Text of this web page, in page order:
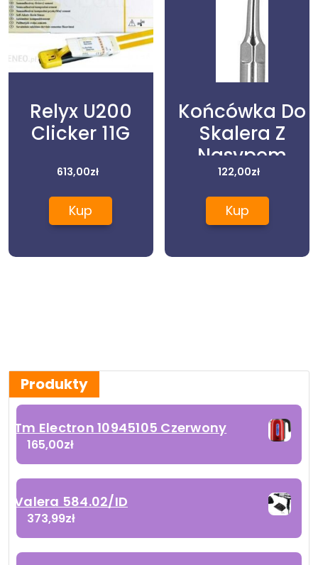
Relyx U200
Clicker 11G
613,00zł
Kup
Końcówka Do
Skalera Z
Nasypem
Diamen. Do
Ubytków
Sb2(Ems)
122,00zł
Kup
Produkty
Tm Electron 10945105 Czerwony
165,00zł
Valera 584.02/ID
373,99zł